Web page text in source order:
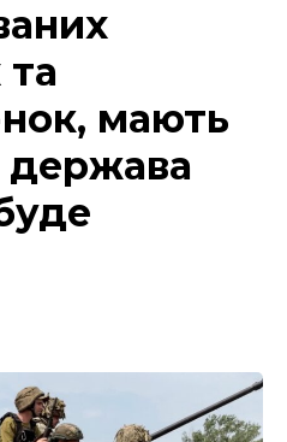
та
нок, мають
держава